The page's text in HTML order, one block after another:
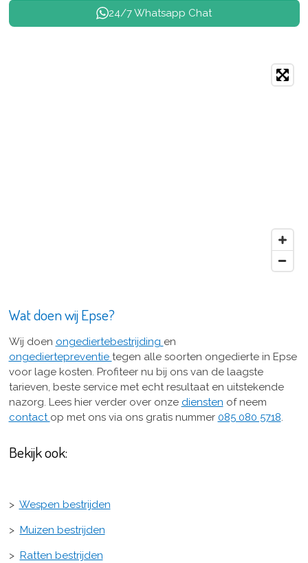
24/7 Whatsapp Chat
Wat doen wij Epse?
Wij doen ongediertebestrijding en
ongediertepreventie tegen alle soorten ongedierte in Epse
voor lage kosten. Profiteer nu bij ons van de laagste
tarieven, beste service met echt resultaat en uitstekende
nazorg. Lees hier verder over onze diensten of neem
contact op met ons via ons gratis nummer 085 080 5718
Bekijk ook:
> Wespen bestrijden
> Muizen bestrijden
> Ratten bestrijden